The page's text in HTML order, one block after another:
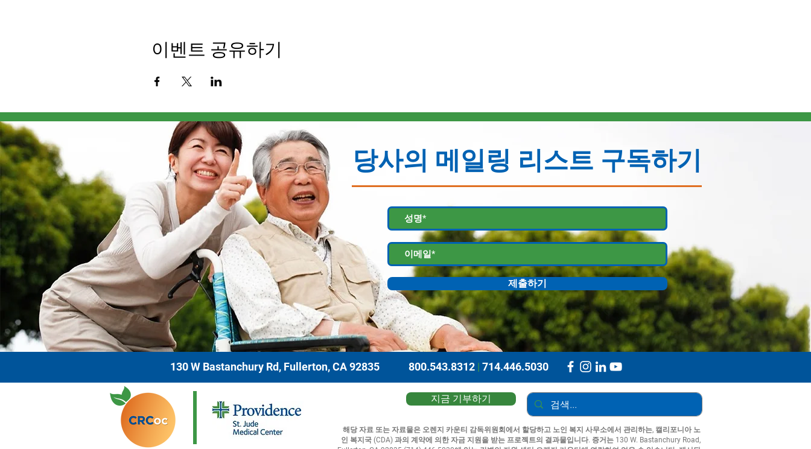
이벤트 공유하기
당사의 메일링 리스트 구독하기
제출하기
130 W Bastanchury Rd, Fullerton, CA 92835 800.543.8312 | 714.446.5030
지금 기부하기
해당 자료 또는 자료물은 오렌지 카운티 감독위원회에서 할당하고 노인 복지 사무소에서 관리하는, 캘리포니아 노
인 복지국 (CDA) 과의 계약에 의한 자금 지원을 받는 프로젝트의 결과물입니다. 증거는 130 W. Bastanchury Road,